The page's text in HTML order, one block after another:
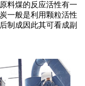
料煤的反应活性有一
一般是利用颗粒活性
制成因此其可看成副